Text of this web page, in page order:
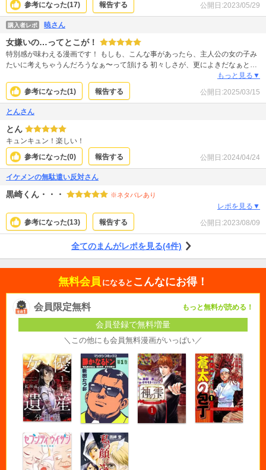
参考になった(17) 報告する 公開日:2023/05/29
購入者レポ 暁さん
女嫌いの…ってとこが！
特別感が味わえる漫画です！ もしも、こんな事があったら、主人公の女の子み
たいに考えちゃうんだろうなぁ〜って頷ける 初々しさが、更によきだなぁと、
年を取ると余計にかなぁ？凄く繊細で、キラキラしていて、 観ていると自分
も、胸がギューってなったり、 嬉しくなったり、気持ちに、余裕が無いくらい
の 恋愛なんて、人生で、どれだけ出来る事だろう？ そんな忘れてた気持ちを思
い出させてくれる様な まさに、自分が若返る様な、漫画だなぁって思って観て
もっと見る▼
参考になった(1) 報告する 公開日:2025/03/15
とんさん
とん
キュンキュン！楽しい！
参考になった(0) 報告する 公開日:2024/04/24
イケメンの無駄遣い反対さん
黒崎くん・・・ ※ネタバレあり
レポを見る▼
参考になった(13) 報告する 公開日:2023/08/09
全てのまんがレポを見る(4件)
無料会員 になると こんなにお得！
会員限定無料 もっと無料が読める！
会員登録で無料増量
＼この他にも会員無料漫画がいっぱい／